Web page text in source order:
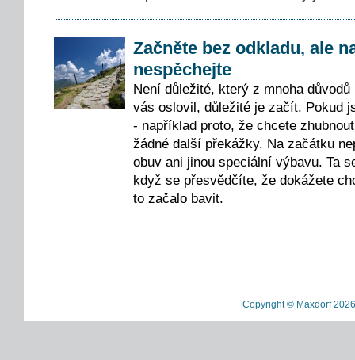
Začněte bez odkladu, ale
nespěchejte
Není důležité, který z mnoha
vás oslovil, důležité je začít. Pokud
- například proto, že chcete
žádné další překážky. Na začátku
obuv ani jinou speciální výbavu. Ta
když se přesvědčíte, že dokážete
to začalo bavit.
Copyright © Maxdorf